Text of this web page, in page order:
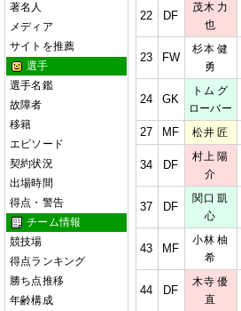
著名人
メディア
サイトを推薦
選手
選手名鑑
故障者
移籍
エピソード
契約状況
出場時間
得点・警告
チーム情報
競技場
得点ランキング
勝ち点推移
年齢構成
22 DF
茂木 力
也
23 FW
杉本 健
勇
24 GK
トム グ
ローバー
27 MF 松井 匠
34 DF
村上 陽
介
37 DF
関口 凱
心
43 MF
小林 柚
希
44 DF
木寺 優
直